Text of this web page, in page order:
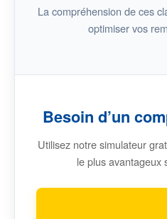
La compréhension de ces
optimiser vos
Besoin d’un
Utilisez notre simulateur
le plus avantageux